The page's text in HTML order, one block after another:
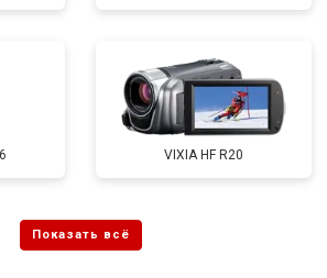
VIXIA HF R20